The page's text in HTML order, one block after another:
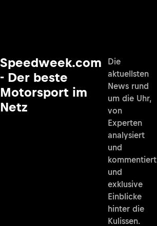
Speedweek.com
- Der beste
Motorsport im
Netz
Die
aktuellsten
News rund
um die Uhr,
von
Experten
analysiert
und
kommentiert
und
exklusive
Einblicke
hinter die
Kulissen.